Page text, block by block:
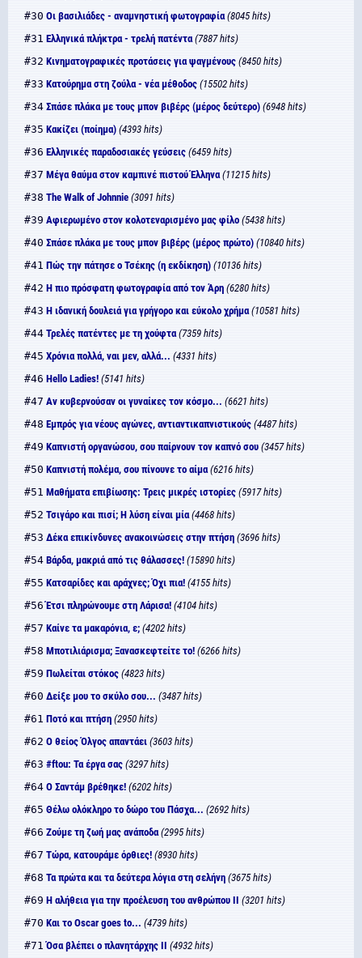
#30 Οι βασιλιάδες - αναμνηστική φωτογραφία (8045 hits)
#31 Ελληνικά πλήκτρα - τρελή πατέντα (7887 hits)
#32 Κινηματογραφικές προτάσεις για ψαγμένους (8450 hits)
#33 Κατούρημα στη ζούλα - νέα μέθοδος (15502 hits)
#34 Σπάσε πλάκα με τους μπον βιβέρς (μέρος δεύτερο) (6948 hits)
#35 Κακίζει (ποίημα) (4393 hits)
#36 Ελληνικές παραδοσιακές γεύσεις (6459 hits)
#37 Μέγα θαύμα στον καμπινέ πιστού Έλληνα (11215 hits)
#38 The Walk of Johnnie (3091 hits)
#39 Αφιερωμένο στον κολοτεναρισμένο μας φίλο (5438 hits)
#40 Σπάσε πλάκα με τους μπον βιβέρς (μέρος πρώτο) (10840 hits)
#41 Πώς την πάτησε ο Τσέκης (η εκδίκηση) (10136 hits)
#42 Η πιο πρόσφατη φωτογραφία από τον Άρη (6280 hits)
#43 Η ιδανική δουλειά για γρήγορο και εύκολο χρήμα (10581 hits)
#44 Τρελές πατέντες με τη χούφτα (7359 hits)
#45 Χρόνια πολλά, ναι μεν, αλλά... (4331 hits)
#46 Hello Ladies! (5141 hits)
#47 Αν κυβερνούσαν οι γυναίκες τον κόσμο... (6621 hits)
#48 Εμπρός για νέους αγώνες, αντιαντικαπνιστικούς (4487 hits)
#49 Καπνιστή οργανώσου, σου παίρνουν τον καπνό σου (3457 hits)
#50 Καπνιστή πολέμα, σου πίνουνε το αίμα (6216 hits)
#51 Μαθήματα επιβίωσης: Τρεις μικρές ιστορίες (5917 hits)
#52 Τσιγάρο και πισί; Η λύση είναι μία (4468 hits)
#53 Δέκα επικίνδυνες ανακοινώσεις στην πτήση (3696 hits)
#54 Βάρδα, μακριά από τις θάλασσες! (15890 hits)
#55 Κατσαρίδες και αράχνες; Όχι πια! (4155 hits)
#56 Έτσι πληρώνουμε στη Λάρισα! (4104 hits)
#57 Καίνε τα μακαρόνια, ε; (4202 hits)
#58 Μποτιλιάρισμα; Ξανασκεφτείτε το! (6266 hits)
#59 Πωλείται στόκος (4823 hits)
#60 Δείξε μου το σκύλο σου... (3487 hits)
#61 Ποτό και πτήση (2950 hits)
#62 Ο θείος Όλγος απαντάει (3603 hits)
#63 #ftou: Τα έργα σας (3297 hits)
#64 Ο Σαντάμ βρέθηκε! (6202 hits)
#65 Θέλω ολόκληρο το δώρο του Πάσχα... (2692 hits)
#66 Ζούμε τη ζωή μας ανάποδα (2995 hits)
#67 Τώρα, κατουράμε όρθιες! (8930 hits)
#68 Τα πρώτα και τα δεύτερα λόγια στη σελήνη (3675 hits)
#69 Η αλήθεια για την προέλευση του ανθρώπου II (3201 hits)
#70 Και το Oscar goes to... (4739 hits)
#71 Όσα βλέπει ο πλανητάρχης II (4932 hits)